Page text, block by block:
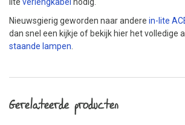
lite verlengkabel nodig.
Nieuwsgierig geworden naar andere in-lite
dan snel een kijkje of bekijk hier het volledige
staande lampen.
Gerelateerde producten